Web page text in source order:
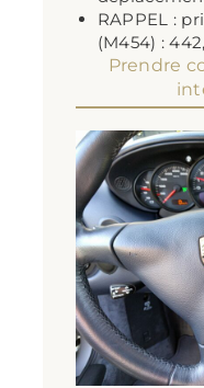
RAPPEL :
(M454) :
Prendre